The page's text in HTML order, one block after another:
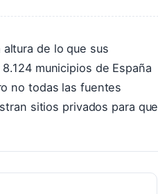
de lo que sus
municipios de España
no todas las fuentes
sitios privados para que